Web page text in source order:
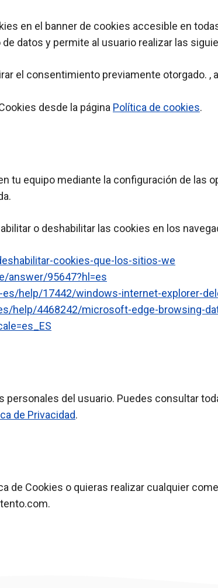
en el banner de cookies accesible en
datos y permite al usuario realizar las
el consentimiento previamente otorgado. ,
desde la página Política de cookies.
tu equipo mediante la configuración de las
o deshabilitar las cookies en los
cookies-que-los-sitios-we
answer/95647?hl=es
help/17442/windows-internet-explorer-
help/4468242/microsoft-edge-browsing-
personales del usuario. Puedes consultar
de Privacidad.
de Cookies o quieras realizar cualquier